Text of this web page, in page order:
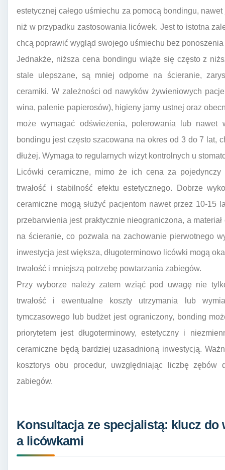
estetycznej całego uśmiechu za pomocą bondingu,
niż w przypadku zastosowania licówek. Jest to istotna
chcą poprawić wygląd swojego uśmiechu bez
Jednakże, niższa cena bondingu wiąże się często z
stale ulepszane, są mniej odporne na ścieranie,
ceramiki. W zależności od nawyków żywieniowych
wina, palenie papierosów), higieny jamy ustnej oraz
może wymagać odświeżenia, polerowania lub nawet
bondingu jest często szacowana na okres od 3 do 7 lat,
dłużej. Wymaga to regularnych wizyt kontrolnych u
Licówki ceramiczne, mimo że ich cena za
trwałość i stabilność efektu estetycznego. Dobrze
ceramiczne mogą służyć pacjentom nawet przez 10-15
przebarwienia jest praktycznie nieograniczona, a
na ścieranie, co pozwala na zachowanie pierwotnego
inwestycja jest większa, długoterminowo licówki mogą
trwałość i mniejszą potrzebę powtarzania zabiegów.
Przy wyborze należy zatem wziąć pod uwagę nie
trwałość i ewentualne koszty utrzymania lub
tymczasowego lub budżet jest ograniczony, bonding
priorytetem jest długoterminowy, estetyczny i
ceramiczne będą bardziej uzasadnioną inwestycją.
kosztorys obu procedur, uwzględniając liczbę zębów
zabiegów.
Konsultacja ze specjalistą: klucz
a licówkami